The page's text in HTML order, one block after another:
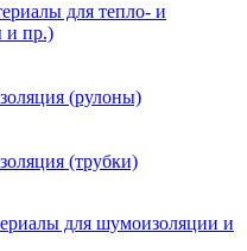
для тепло- и
и пр.)
(рулоны)
(трубки)
для шумоизоляции и